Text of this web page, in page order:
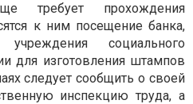
требует прохождения
к ним посещение банка,
социального
для изготовления штампов
следует сообщить о своей
инспекцию труда, а